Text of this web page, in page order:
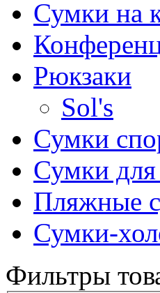
Сумки на
Рюкзаки
Sol's
Сумки
Сумки
Пляжные
Сумки-
Фильтры